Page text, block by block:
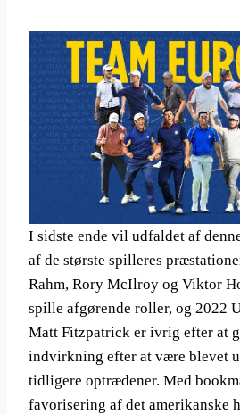
I sidste ende vil udfaldet af
af de største spilleres
Rahm, Rory McIlroy og Viktor
spille afgørende roller, og 2022
Matt Fitzpatrick er ivrig efter at
indvirkning efter at være blevet
tidligere optrædener. Med
favorisering af det amerikanske